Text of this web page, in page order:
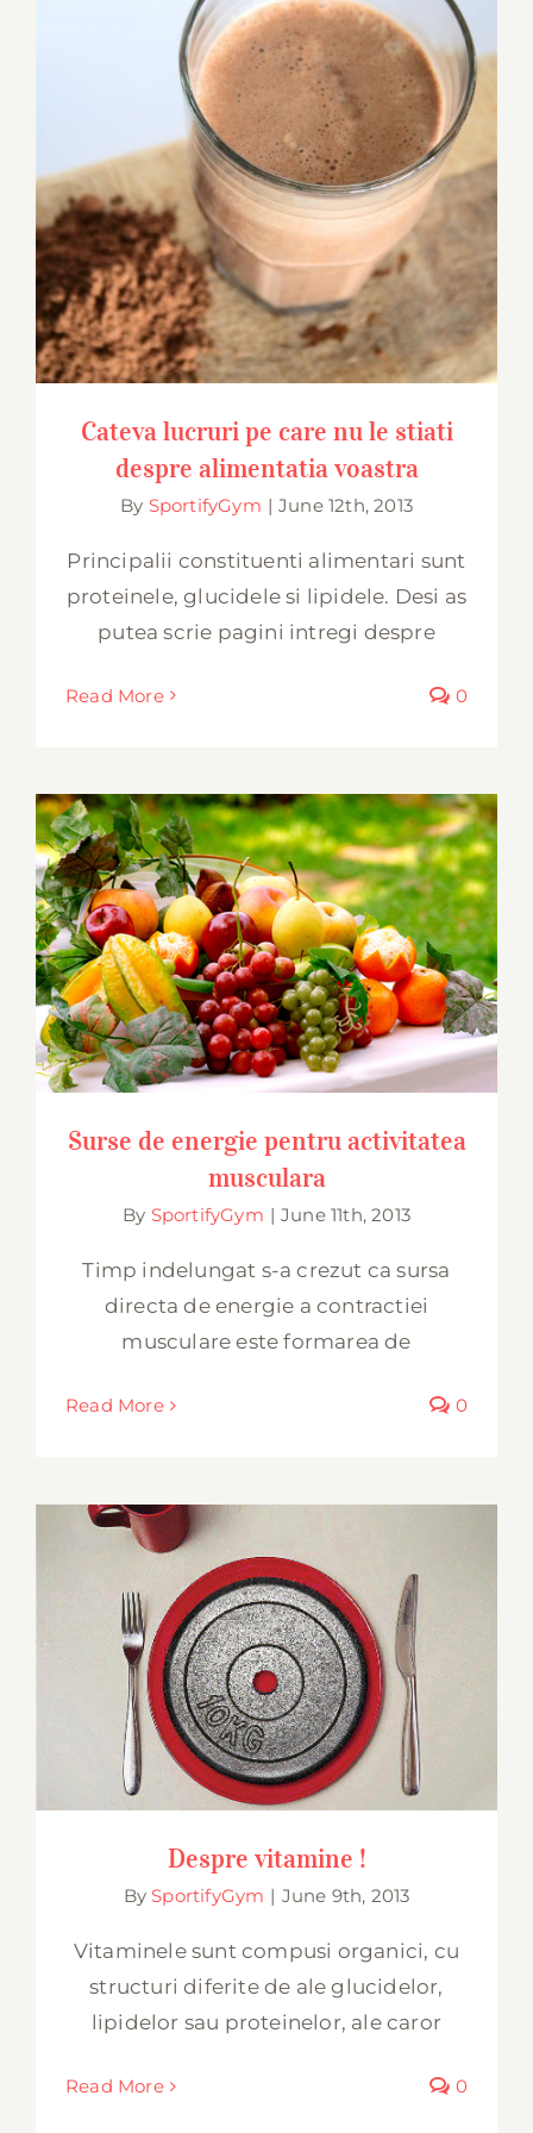
Cateva lucruri pe care nu le stiati despre
alimentatia voastra
Cateva lucruri pe care nu le stiati
despre alimentatia voastra
By SportifyGym | June 12th, 2013
Principalii constituenti alimentari sunt
proteinele, glucidele si lipidele. Desi as
putea scrie pagini intregi despre
Read More 0
Surse de energie pentru activitatea
musculara
Surse de energie pentru activitatea
musculara
By SportifyGym | June 11th, 2013
Timp indelungat s-a crezut ca sursa
directa de energie a contractiei
musculare este formarea de
Read More 0
Despre vitamine !
Despre vitamine !
By SportifyGym | June 9th, 2013
Vitaminele sunt compusi organici, cu
structuri diferite de ale glucidelor,
lipidelor sau proteinelor, ale caror
Read More 0